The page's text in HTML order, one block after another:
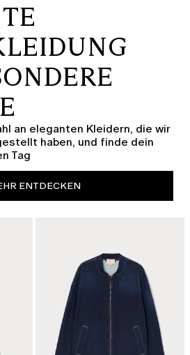
an eleganten Kleidern, die wir
haben, und finde dein
Tag
ENTDECKEN